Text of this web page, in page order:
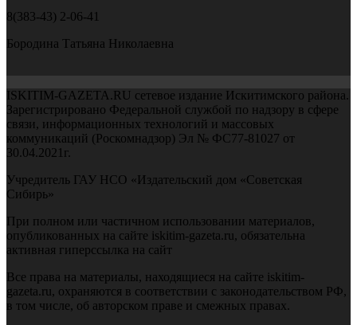
8(383-43) 2-06-41
Бородина Татьяна Николаевна
ISKITIM-GAZETA.RU сетевое издание Искитимского района.
Зарегистрировано Федеральной службой по надзору в сфере
связи, информационных технологий и массовых
коммуникаций (Роскомнадзор) Эл № ФС77-81027 от
30.04.2021г.
Учредитель ГАУ НСО «Издательский дом «Советская
Сибирь»
При полном или частичном использовании материалов,
опубликованных на сайте iskitim-gazeta.ru, обязательна
активная гиперссылка на сайт
Все права на материалы, находящиеся на сайте iskitim-
gazeta.ru, охраняются в соответствии с законодательством РФ,
в том числе, об авторском праве и смежных правах.